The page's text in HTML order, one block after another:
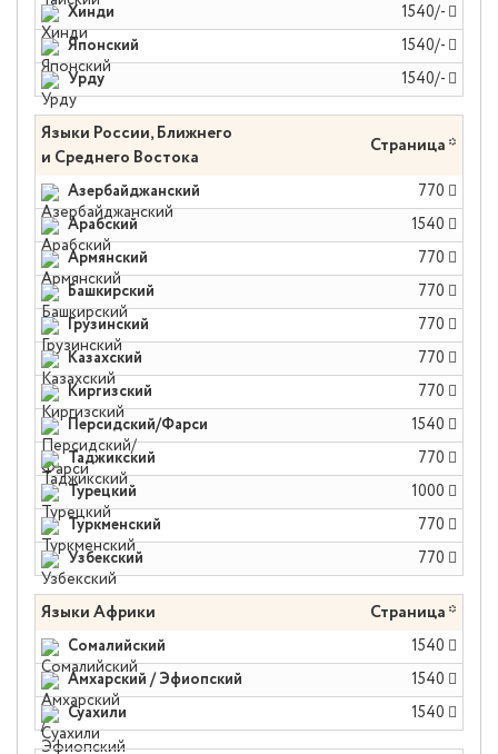
Хинди 1540/-
Японский 1540/-
Урду 1540/-
Языки России, Ближнего
и Среднего Востока
Страница *
Азербайджанский 770
Арабский 1540
Армянский 770
Башкирский 770
Грузинский 770
Казахский 770
Киргизский 770
Персидский/Фарси 1540
Таджикский 770
Турецкий 1000
Туркменский 770
Узбекский 770
Языки Африки Страница *
Сомалийский 1540
Амхарский / Эфиопский 1540
Суахили 1540